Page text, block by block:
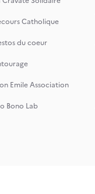
Catholique
du coeur
Emile Association
Bono Lab